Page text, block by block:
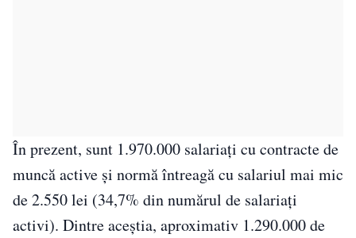
În prezent, sunt 1.970.000 salariați cu contracte de
muncă active și normă întreagă cu salariul mai mic
de 2.550 lei (34,7% din numărul de salariați
activi). Dintre aceștia, aproximativ 1.290.000 de